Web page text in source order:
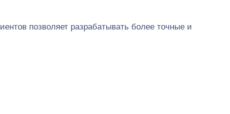
позволяет разрабатывать более точные и